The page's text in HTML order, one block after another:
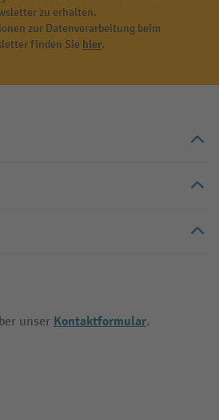
zu erhalten.
zur Datenverarbeitung beim
finden Sie hier.
unser Kontaktformular.